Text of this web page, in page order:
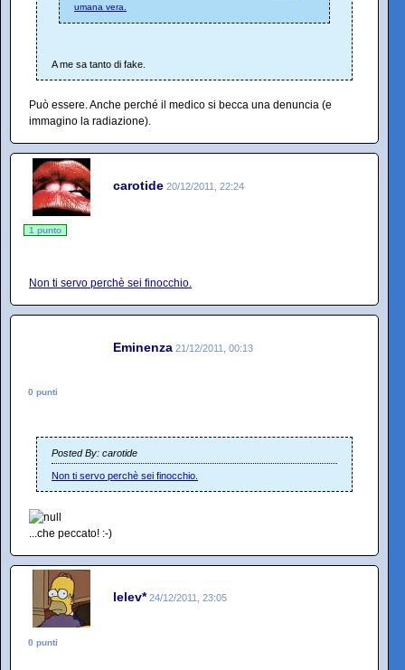
umana vera.
A me sa tanto di fake.
Può essere. Anche perché il medico si becca una denuncia (e
immagino la radiazione).
carotide 20/12/2011, 22:24
1 punto
Non ti servo perchè sei finocchio.
Eminenza 21/12/2011, 00:13
0 punti
Posted By: carotide
Non ti servo perchè sei finocchio.
...che peccato! :-)
lelev* 24/12/2011, 23:05
0 punti